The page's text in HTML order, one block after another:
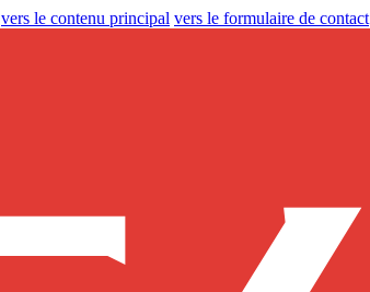
vers le contenu principal vers le formulaire de contact